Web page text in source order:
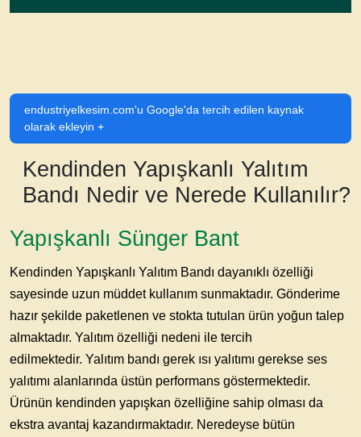
endustriyelkesim.com'u Google'da tercih edilen kaynak
olarak ekleyin +
Kendinden Yapışkanlı Yalıtım
Bandı Nedir ve Nerede Kullanılır?
Yapışkanlı Sünger Bant
Kendinden Yapışkanlı Yalıtım Bandı dayanıklı özelliği
sayesinde uzun müddet kullanım sunmaktadır. Gönderime
hazır şekilde paketlenen ve stokta tutulan ürün yoğun talep
almaktadır. Yalıtım özelliği nedeni ile tercih
edilmektedir. Yalıtım bandı gerek ısı yalıtımı gerekse ses
yalıtımı alanlarında üstün performans göstermektedir.
Ürünün kendinden yapışkan özelliğine sahip olması da
ekstra avantaj kazandırmaktadır. Neredeyse bütün